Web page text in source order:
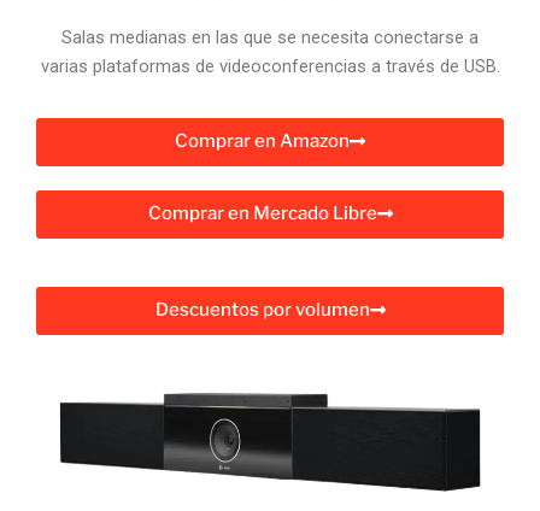
Salas medianas en las que se necesita conectarse a
varias plataformas de videoconferencias a través de USB.
Comprar en Amazon
Comprar en Mercado Libre
Descuentos por volumen